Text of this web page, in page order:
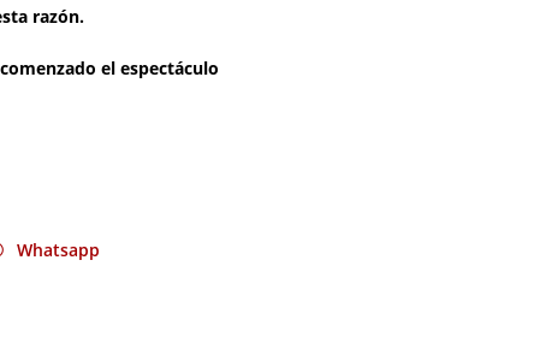
Whatsapp